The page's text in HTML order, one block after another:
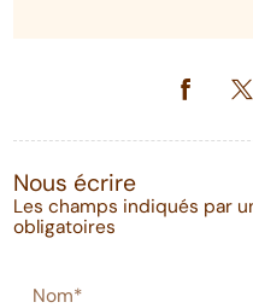
Nous écrire
Les champs indiqués par
obligatoires
Nom*